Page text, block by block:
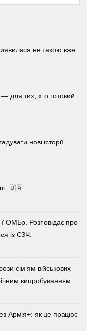
не такою вже
для тих, хто готовий
нові історії
🇺🇦
ї ОМБр. Розповідає про
із СЗЧ.
сім’ям військових
випробуванням
Армія+: як це працює